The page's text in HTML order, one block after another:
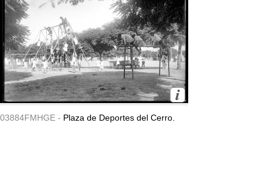
03884FMHGE - Plaza de Deportes del Cerro.